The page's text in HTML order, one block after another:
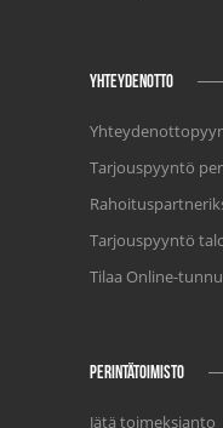
YHTEYDENOTTO
Tarjouspyyntö
Tarjouspyyntö
Tilaa Online-
PERINTÄTOIMISTO
Jätä toimeksianto